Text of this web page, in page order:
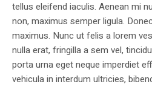
tellus eleifend iaculis. Aenean mi
non, maximus semper ligula.
maximus. Nunc ut felis a lorem
nulla erat, fringilla a sem vel,
porta urna eget neque imperdiet
vehicula in interdum ultricies,